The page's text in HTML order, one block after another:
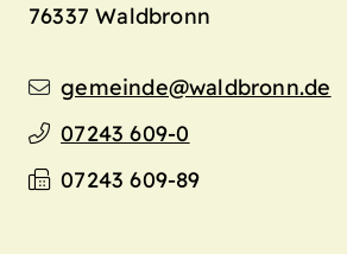
76337 Waldbronn
gemeinde@waldbronn.de
07243 609-0
07243 609-89